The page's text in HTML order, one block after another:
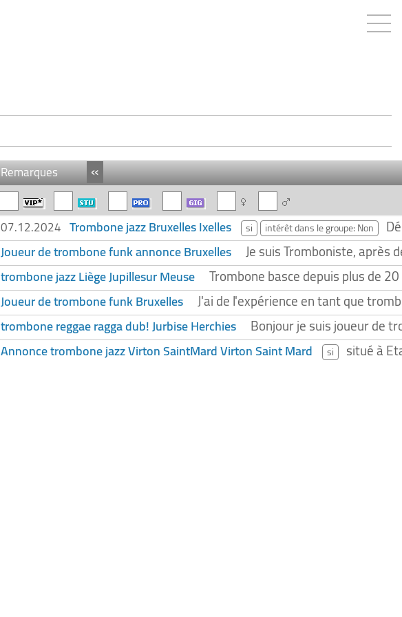
«
Remarques
07.12.2024 Trombone jazz Bruxelles Ixelles si intérêt dans le groupe: Non
Joueur de trombone funk annonce Bruxelles Je suis Tromboniste, après
trombone jazz Liège Jupillesur Meuse Trombone basce depuis plus de
Joueur de trombone funk Bruxelles J'ai de l'expérience en tant que
trombone reggae ragga dub! Jurbise Herchies Bonjour je suis joueur de
Annonce trombone jazz Virton SaintMard Virton Saint Mard si situé à